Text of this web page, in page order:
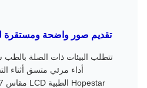
تقديم صور واضحة ومستقرة
تتطلب البيئات ذات الصلة
أداء مرئي متسق أثناء